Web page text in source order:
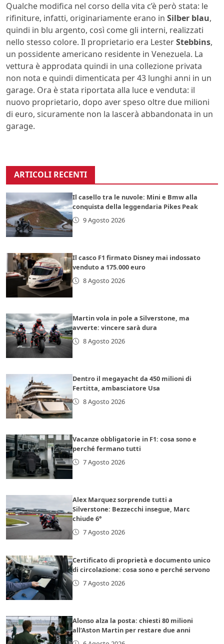
Qualche modifica nel corso della vita c’è però stata: le
rifiniture, infatti, originariamente erano in Silber blau,
quindi in blu argento, così come gli interni, realizzati
nello stesso colore. Il proprietario era LesterStebbins,
un possidente americano residente in Venezuela. La
vettura è approdata quindi in una collezione privata
non nota e quindi dimenticata per 43 lunghi anni in un
garage. Ora è stata riportata alla luce e venduta: il
nuovo proprietario, dopo aver speso oltre due milioni
di euro, sicuramente non la lascerà abbandonata in un
garage.
ARTICOLI RECENTI
Il casello tra le nuvole: Mini e Bmw alla
conquista della leggendaria Pikes Peak
9 Agosto 2026
Il casco F1 firmato Disney mai indossato
venduto a 175.000 euro
8 Agosto 2026
Martin vola in pole a Silverstone, ma
avverte: vincere sarà dura
8 Agosto 2026
Dentro il megayacht da 450 milioni di
Fertitta, ambasciatore Usa
8 Agosto 2026
Vacanze obbligatorie in F1: cosa sono e
perché fermano tutti
7 Agosto 2026
Alex Marquez sorprende tutti a
Silverstone: Bezzecchi insegue, Marc
chiude 6°
7 Agosto 2026
Certificato di proprietà e documento unico
di circolazione: cosa sono e perché servono
7 Agosto 2026
Alonso alza la posta: chiesti 80 milioni
all’Aston Martin per restare due anni